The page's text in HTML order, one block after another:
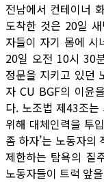
전남에서 컨테이너
도착한 것은 20일
자들이 자기 몸에 시
20일 오전 10시 30
정문을 지키고 있던
자 CU BGF의 이윤
다. 노조법 제43조는
위해 대체인력을 투
좀 하자’는 노동자의
제한하는 탐욕의 질
노동자들이 트럭 앞